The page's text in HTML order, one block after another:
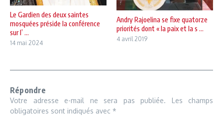
Le Gardien des deux saintes
mosquées préside la conférence
sur l’ ...
14 mai 2024
Andry Rajoelina se fixe quatorze
priorités dont « la paix et la s ...
4 avril 2019
Répondre
Votre adresse e-mail ne sera pas publiée.
Les champs
obligatoires sont indiqués avec *